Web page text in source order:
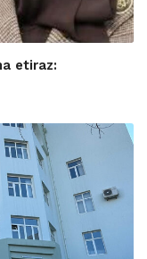
etiraz: